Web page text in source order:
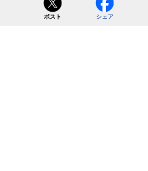
ポスト シェア